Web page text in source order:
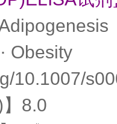
Obesity
10.1007/
】8.0